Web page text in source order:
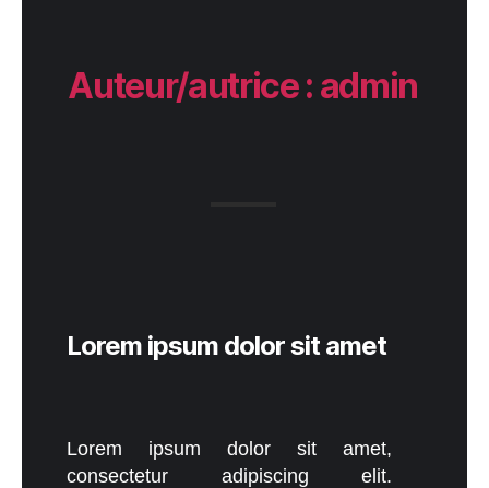
Auteur/autrice : admin
Lorem ipsum dolor sit amet
Lorem ipsum dolor sit amet,
consectetur adipiscing elit.